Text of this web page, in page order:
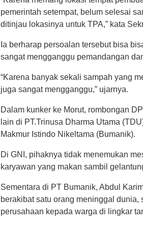
pemerintah setempat, belum selesai
ditinjau lokasinya untuk TPA,” kata
Ia berharap persoalan tersebut bisa
sangat mengganggu pemandangan
“Karena banyak sekali sampah yang
juga sangat mengganggu,” ujarnya.
Dalam kunker ke Morut, rombongan
lain di PT.Trinusa Dharma Utama
Makmur Istindo Nikeltama (Bumanik).
Di GNI, pihaknya tidak menemukan
karyawan yang makan sambil
Sementara di PT Bumanik, Abdul
berakibat satu orang meninggal
perusahaan kepada warga di lingkar